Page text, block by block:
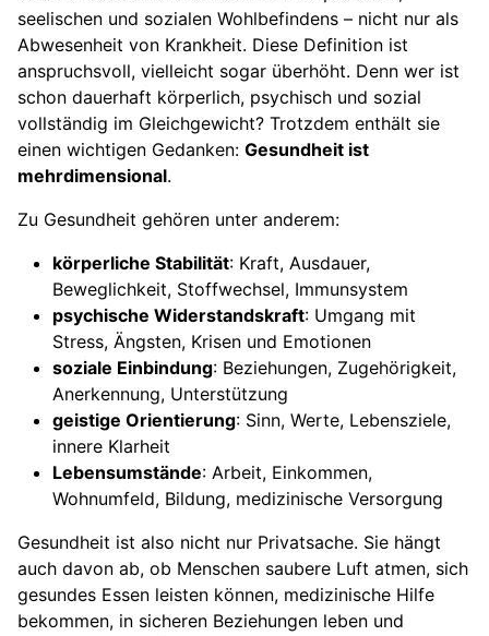
seelischen und sozialen Wohlbefindens – nicht nur als
Abwesenheit von Krankheit. Diese Definition ist
anspruchsvoll, vielleicht sogar überhöht. Denn wer ist
schon dauerhaft körperlich, psychisch und sozial
vollständig im Gleichgewicht? Trotzdem enthält sie
einen wichtigen Gedanken: Gesundheit ist
mehrdimensional.
Zu Gesundheit gehören unter anderem:
körperliche Stabilität: Kraft, Ausdauer,
Beweglichkeit, Stoffwechsel, Immunsystem
psychische Widerstandskraft: Umgang mit
Stress, Ängsten, Krisen und Emotionen
soziale Einbindung: Beziehungen, Zugehörigkeit,
Anerkennung, Unterstützung
geistige Orientierung: Sinn, Werte, Lebensziele,
innere Klarheit
Lebensumstände: Arbeit, Einkommen,
Wohnumfeld, Bildung, medizinische Versorgung
Gesundheit ist also nicht nur Privatsache. Sie hängt
auch davon ab, ob Menschen saubere Luft atmen, sich
gesundes Essen leisten können, medizinische Hilfe
bekommen, in sicheren Beziehungen leben und